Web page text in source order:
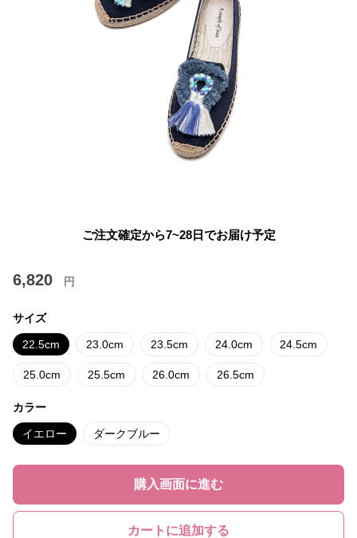
ご注文確定から7~28日でお届け予定
6,820 円
サイズ
22.5cm 23.0cm 23.5cm 24.0cm 24.5cm
25.0cm 25.5cm 26.0cm 26.5cm
カラー
イエロー ダークブルー
購入画面に進む
カートに追加する